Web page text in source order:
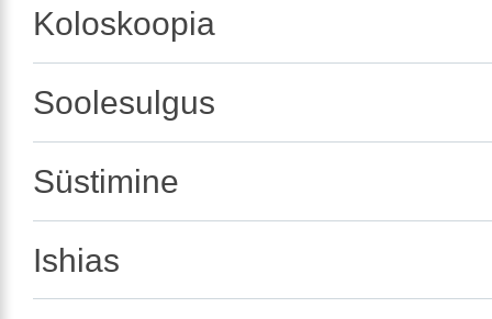
Koloskoopia
Soolesulgus
Süstimine
Ishias